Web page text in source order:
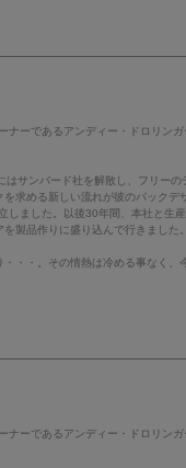
ーであるアンディー・ドロリン
サンバード社を解散し、フリー
求める新しい流れが彼のパック
ました。以後30年間、本社と生
製品作りに盛り込んで行きました。
・・。その情熱は冷める事なく
ーであるアンディー・ドロリン